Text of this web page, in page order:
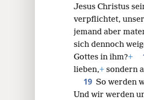
Jesus Christus
verpflichtet,
jemand aber
sich dennoch
Gottes in ihm?+
lieben,+ sondern
19 So werden
Und wir werden